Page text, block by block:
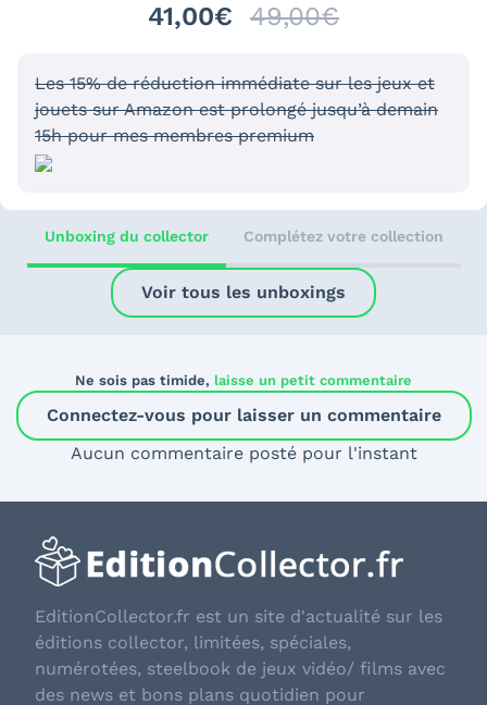
41,00€ 49,00€
Les 15% de réduction immédiate sur les jeux et
jouets sur Amazon est prolongé jusqu’à demain
15h pour mes membres premium
Unboxing du collector Complétez votre collection
Voir tous les unboxings
Ne sois pas timide, laisse un petit commentaire
Connectez-vous pour laisser un commentaire
Aucun commentaire posté pour l'instant
EditionCollector.fr est un site d'actualité sur les
éditions collector, limitées, spéciales,
numérotées, steelbook de jeux vidéo/ films avec
des news et bons plans quotidien pour